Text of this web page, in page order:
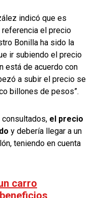
indicó que es
referencia el precio
Bonilla ha sido la
ir subiendo el precio
está de acuerdo con
a subir el precio se
billones de pesos”.
el precio
y debería llegar a un
teniendo en cuenta
carro